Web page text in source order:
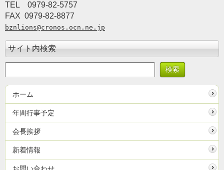
TEL　0979-82-5757
FAX  0979-82-8877
bznlions@cronos.ocn.ne.jp
サイト内検索
ホーム
年間行事予定
会長挨拶
新着情報